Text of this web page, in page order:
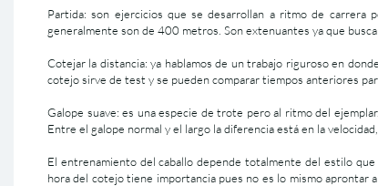
Partida: son ejercicios que se desarrollan a ritmo de carrera
generalmente son de 400 metros. Son extenuantes ya que
Cotejar la distancia: ya hablamos de un trabajo riguroso en
cotejo sirve de test y se pueden comparar tiempos anteriores
Galope suave: es una especie de trote pero al ritmo del
Entre el galope normal y el largo la diferencia está en la
El entrenamiento del caballo depende totalmente del estilo
hora del cotejo tiene importancia pues no es lo mismo aprontar